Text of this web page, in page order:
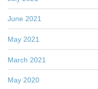
June 2021
May 2021
March 2021
May 2020